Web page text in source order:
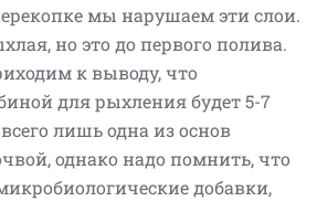
мы нарушаем эти слои.
но это до первого полива.
к выводу, что
для рыхления будет 5-7
лишь одна из основ
однако надо помнить, что
добавки,